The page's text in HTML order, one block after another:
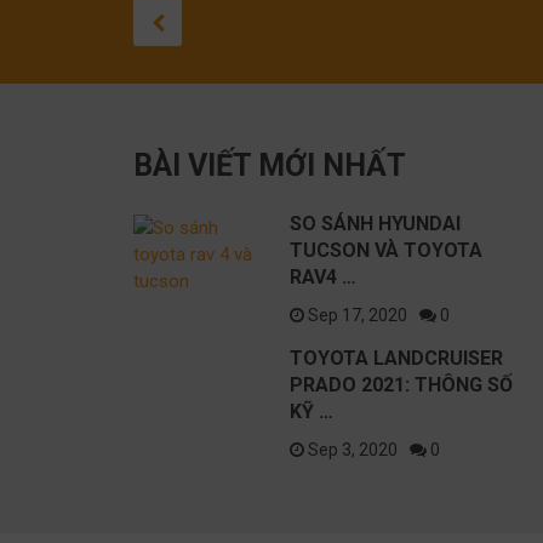
HYUNDAI
RAV4 2021
BÀI VIẾT MỚI NHẤT
SO SÁNH HYUNDAI
TUCSON VÀ TOYOTA
RAV4 …
Sep 17, 2020 0
TOYOTA LANDCRUISER
PRADO 2021: THÔNG SỐ
KỸ …
Sep 3, 2020 0